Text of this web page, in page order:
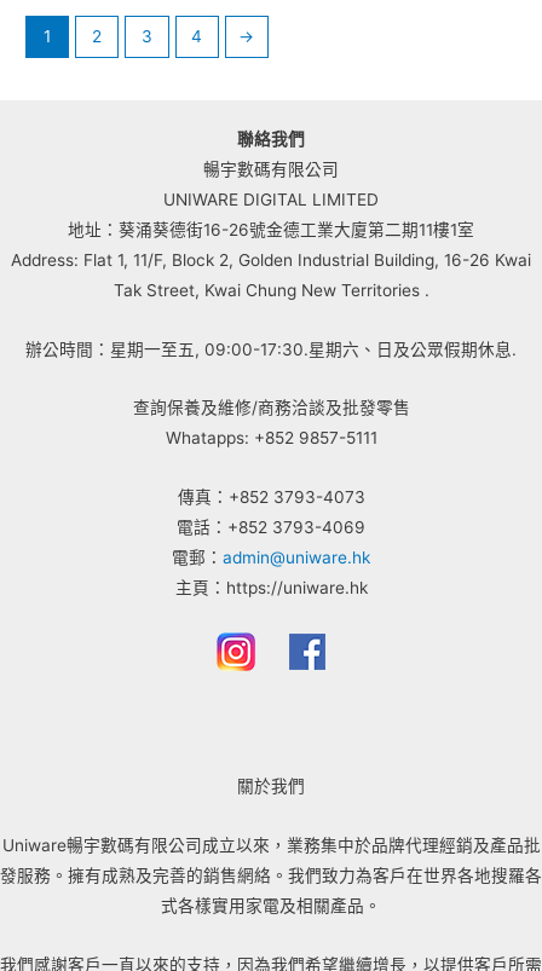
1 2 3 4 →
聯絡我們
暢宇數碼有限公司
UNIWARE DIGITAL LIMITED
地址：葵涌葵德街16-26號金德工業大廈第二期11樓1室
Address: Flat 1, 11/F, Block 2, Golden Industrial Building, 16-26 Kwai
Tak Street, Kwai Chung New Territories .
辦公時間：星期一至五, 09:00-17:30.星期六、日及公眾假期休息.
查詢保養及維修/商務洽談及批發零售
Whatapps: +852 9857-5111
傳真：+852 3793-4073
電話：+852 3793-4069
電郵： admin@uniware.hk
主頁：https://uniware.hk
關於我們
Uniware暢宇數碼有限公司成立以來，業務集中於品牌代理經銷及產品批
發服務。擁有成熟及完善的銷售網絡。我們致力為客戶在世界各地搜羅各
式各樣實用家電及相關產品。
我們感謝客戶一直以來的支持，因為我們希望繼續增長，以提供客戶所需